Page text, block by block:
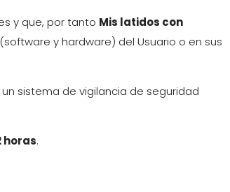
y que, por tanto Mis latidos con
y hardware) del Usuario o en sus
sistema de vigilancia de seguridad
horas.